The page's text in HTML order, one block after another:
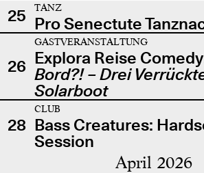
25
TANZ
Pro Senectute
26
GASTVERANSTALTUNG
Explora Reise
Bord?! – Drei
Solarboot
28
CLUB
Bass Creatures:
Session
April 2026